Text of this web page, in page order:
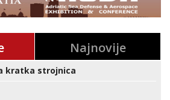
Najnovije
kratka strojnica